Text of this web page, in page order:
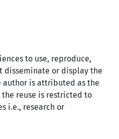
to use, reproduce,
disseminate or display the
is attributed as the
reuse is restricted to
i.e., research or